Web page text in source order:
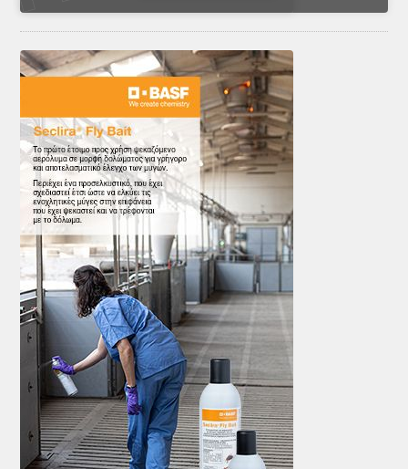
ΝΟΜΟΘΕΣΙΑ
ΕΛΛΗΝΙΚΗ ΝΟΜΟΘΕΣΙΑ
ΕΥΡΩΠΑΪΚΗ ΝΟΜΟΘΕΣΙΑ
ΤΟ ΠΕΡΙΟΔΙΚΟ
Profile
ΑΡΧΕΙΟ ΤΕΥΧΩΝ
ΣΥΝΕΔΡΙΟ ΚΡΕΑΤΟΣ